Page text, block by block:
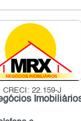
CRECI: 22.159-J